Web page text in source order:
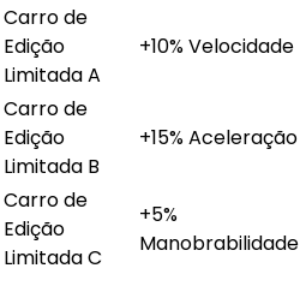
Carro de
Edição
Limitada A
+10% Velocidade
Carro de
Edição
Limitada B
+15% Aceleração
Carro de
Edição
Limitada C
+5%
Manobrabilidade